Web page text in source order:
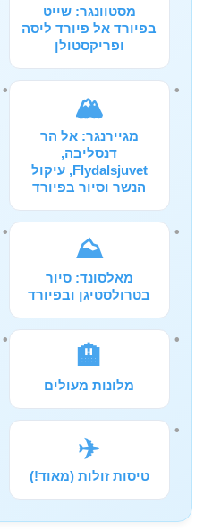
מסטוונגר: שייט
בפיורד אל פיורד ליסה
ופריקסטולן
🏔️
מגיירנגר: אל הר
דנסליבה,
Flydalsjuvet, עיקול
הנשר וסיור בפיורד
⛰️
מאלסונד: סיור
בטרולסטיגן ובפיורד
🏨
מלונות מעולים
✈️
טיסות זולות (מאוד!)